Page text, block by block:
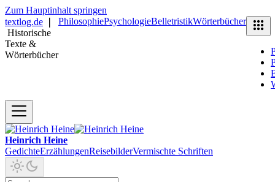
Zum Hauptinhalt springen
textlog.de
Historische
Texte &
Wörterbücher
PhilosophiePsychologieBelletristikWörterbücher
Heinrich Heine
GedichteErzählungenReisebilderVermischte Schriften